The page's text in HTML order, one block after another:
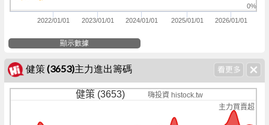
2022/01/01 2023/01/01 2024/01/01 2025/01/01 2026/01/01
0%
顯示數據
健策 (3653)主力進出籌碼
主力買賣超
健策 (3653) 嗨投資 histock.tw